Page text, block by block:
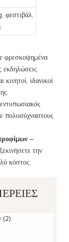
φρεσκοψημένα
κινητοί, ιδανικοί
πολυσύχναστους
–
την
κόστος.